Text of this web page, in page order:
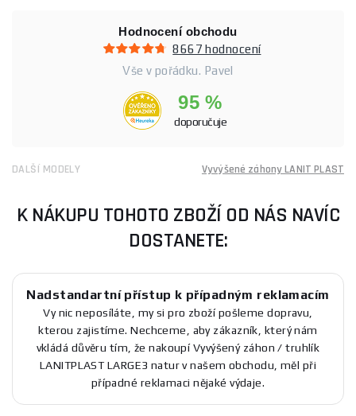
Hodnocení obchodu
8667 hodnocení
Vše v pořádku. Pavel
95 %
doporučuje
DALŠÍ MODELY Vyvýšené záhony LANIT PLAST
K NÁKUPU TOHOTO ZBOŽÍ OD NÁS NAVÍC
DOSTANETE:
Nadstandartní přístup k případným reklamacím
Vy nic neposíláte, my si pro zboží pošleme dopravu,
kterou zajistíme. Nechceme, aby zákazník, který nám
vkládá důvěru tím, že nakoupí Vyvýšený záhon / truhlík
LANITPLAST LARGE3 natur v našem obchodu, měl při
případné reklamaci nějaké výdaje.